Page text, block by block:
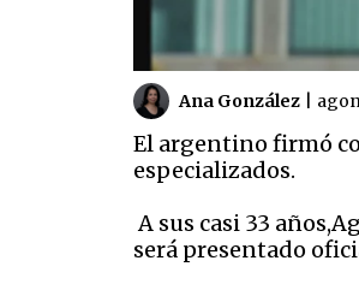
Ana González
El argentino firmó
especializados.
A sus casi 33
será presentado